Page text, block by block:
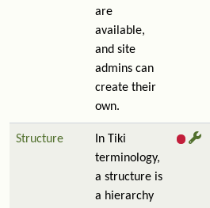
are
available,
and site
admins can
create their
own.
Structure
In Tiki
terminology,
a structure is
a hierarchy